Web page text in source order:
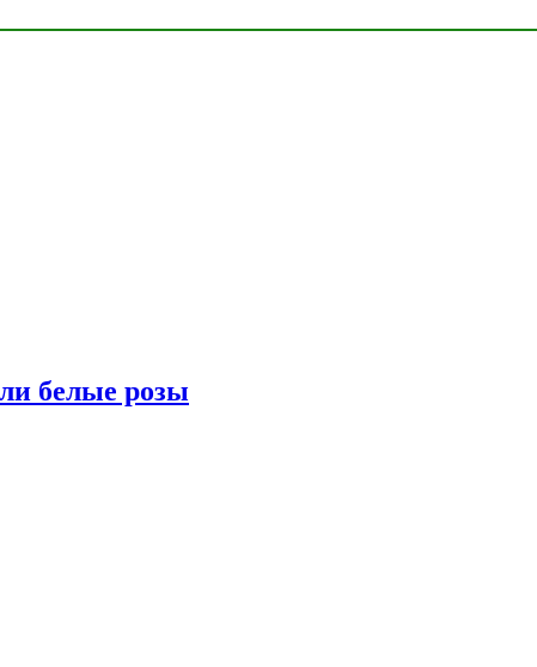
белые розы